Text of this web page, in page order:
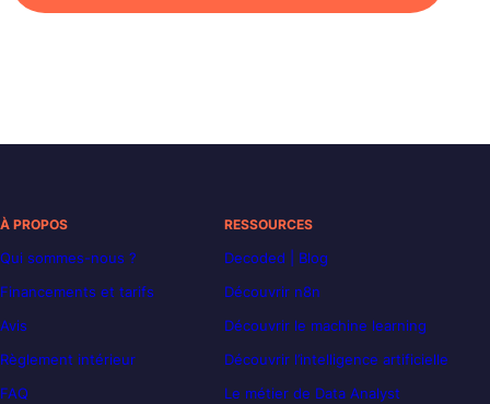
À PROPOS
Qui sommes-nous ?
Financements et tarifs
Avis
Règlement intérieur
FAQ
RESSOURCES
Decoded | Blog
Découvrir n8n
Découvrir le machine learning
Découvrir l’intelligence artificielle
Le métier de Data Analyst